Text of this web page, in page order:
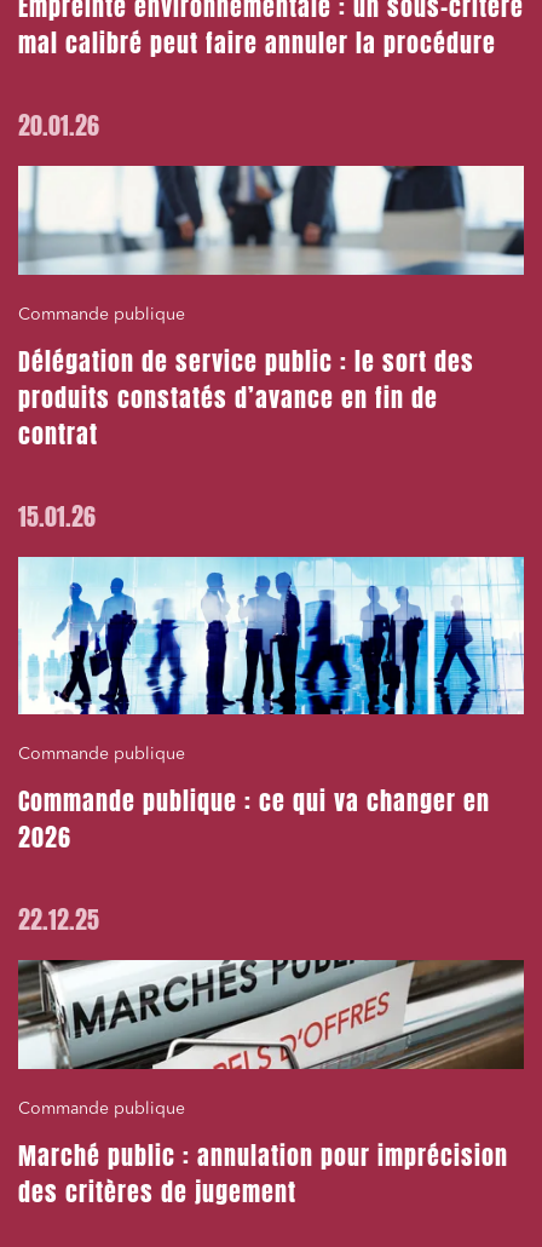
Empreinte environnementale : un sous-critère
mal calibré peut faire annuler la procédure
20.01.26
Commande publique
Délégation de service public : le sort des
produits constatés d’avance en fin de
contrat
15.01.26
Commande publique
Commande publique : ce qui va changer en
2026
22.12.25
Commande publique
Marché public : annulation pour imprécision
des critères de jugement